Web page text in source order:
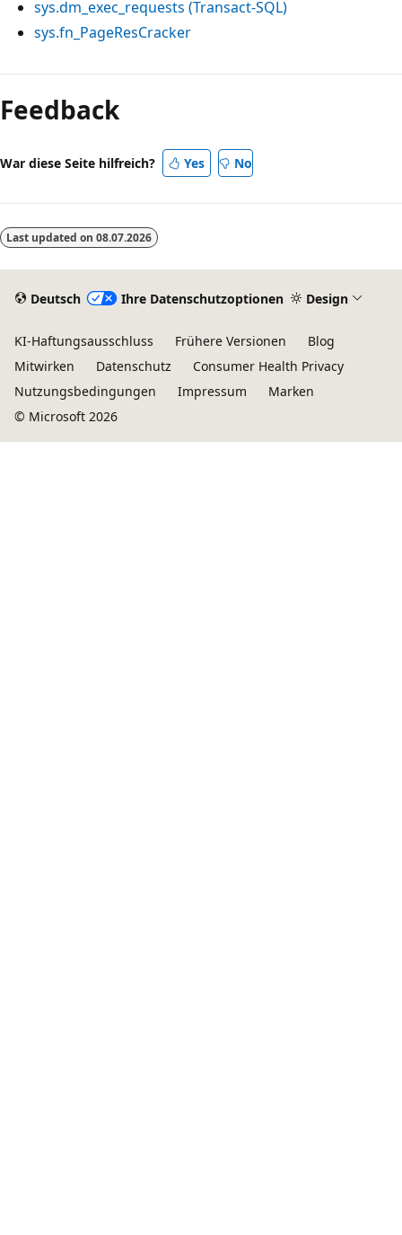
sys.dm_exec_requests (Transact-SQL)
sys.fn_PageResCracker
Feedback
War diese Seite hilfreich? Yes No
Last updated on 08.07.2026
Deutsch Ihre Datenschutzoptionen Design
KI-Haftungsausschluss Frühere Versionen
Blog
Mitwirken
Datenschutz
Consumer Health Privacy
Nutzungsbedingungen
Impressum
Marken
© Microsoft 2026